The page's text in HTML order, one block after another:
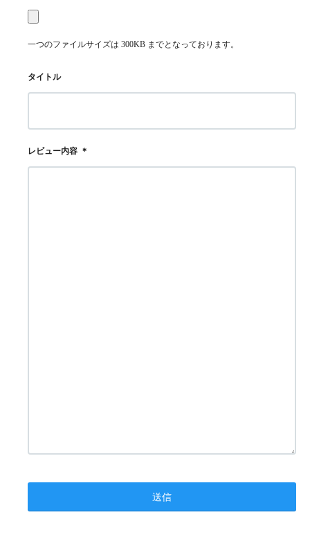
一つのファイルサイズは 300KB までとなっております。
タイトル
レビュー内容 ＊